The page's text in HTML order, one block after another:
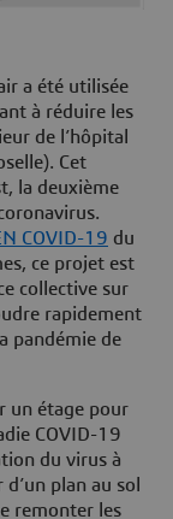
a été utilisée
à réduire les
de l’hôpital
Cet
la deuxième
COVID-19 du
ce projet est
collective sur
rapidement
pandémie de
un étage pour
COVID-19
du virus à
plan au sol
remonter les